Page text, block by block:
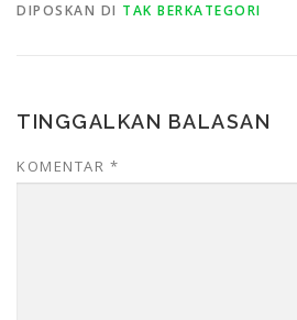
DIPOSKAN DI TAK BERKATEGORI
TINGGALKAN BALASAN
KOMENTAR *